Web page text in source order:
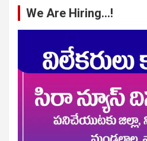
We Are Hiring…!